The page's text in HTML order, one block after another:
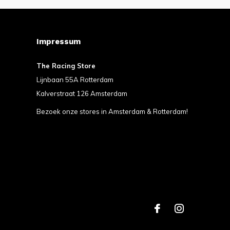
Impressum
The Racing Store
Lijnbaan 55A Rotterdam
Kalverstraat 126 Amsterdam
Bezoek onze stores in Amsterdam & Rotterdam!